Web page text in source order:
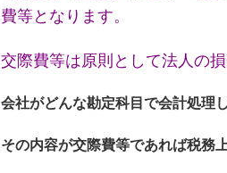
費等となります。
交際費等は原則として法人の
会社がどんな勘定科目で会計処理
その内容が交際費等であれば税務